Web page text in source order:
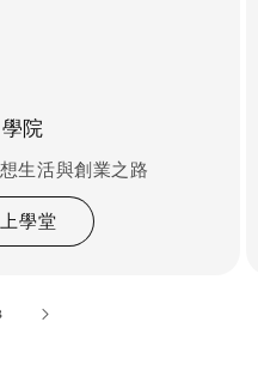
院
生活與創業之路
學堂